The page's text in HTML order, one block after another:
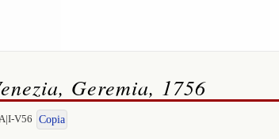
Geremia, 1756
V56 Copia